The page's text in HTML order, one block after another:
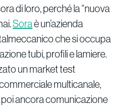
di loro, perché la “nuova
Soraè un’azienda
che si occupa
tubi, profili e lamiere.
un market test
multicanale,
ancora comunicazione